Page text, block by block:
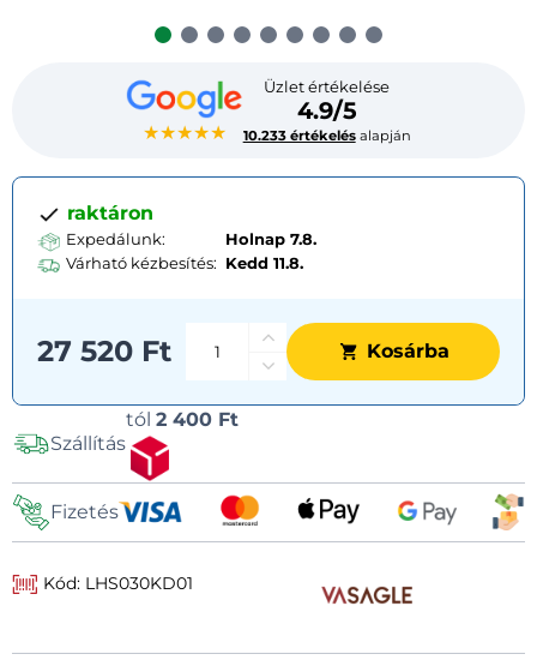
★★★★★
Üzlet értékelése
4.9/5
10.233 értékelésalapján
raktáron
Expedálunk:
Holnap 7.8.
Várható kézbesítés: Kedd 11.8.
27 520 Ft Kosárba
Szállítás
tól 2 400 Ft
Fizetés
Kód: LHS030KD01